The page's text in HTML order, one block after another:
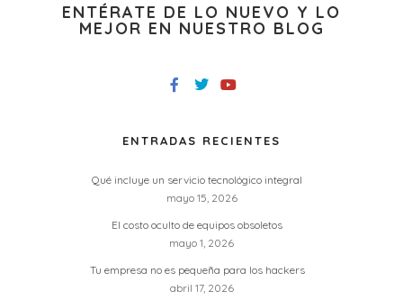
ENTÉRATE DE LO NUEVO Y LO
MEJOR EN NUESTRO BLOG
ENTRADAS RECIENTES
Qué incluye un servicio tecnológico integral
mayo 15, 2026
El costo oculto de equipos obsoletos
mayo 1, 2026
Tu empresa no es pequeña para los hackers
abril 17, 2026